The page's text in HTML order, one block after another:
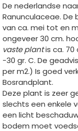
De nederlandse
Ranunculaceae. De
van ca. mei tot en
ongeveer 30 cm.
vaste plantis ca. 70
-30 gr. C. De
per m2.) Is goed
Bosrandplant.
Deze plant is zeer
slechts een enkele
een licht
bodem moet